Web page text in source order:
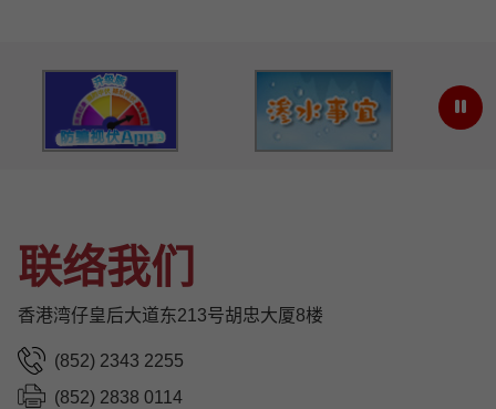
上足够邮资 防骗视伏App 渗水问题
联络我们
香港湾仔皇后大道东213号胡忠大厦8楼
电话:(852) 2343 2255
传真:(852) 2838 0114